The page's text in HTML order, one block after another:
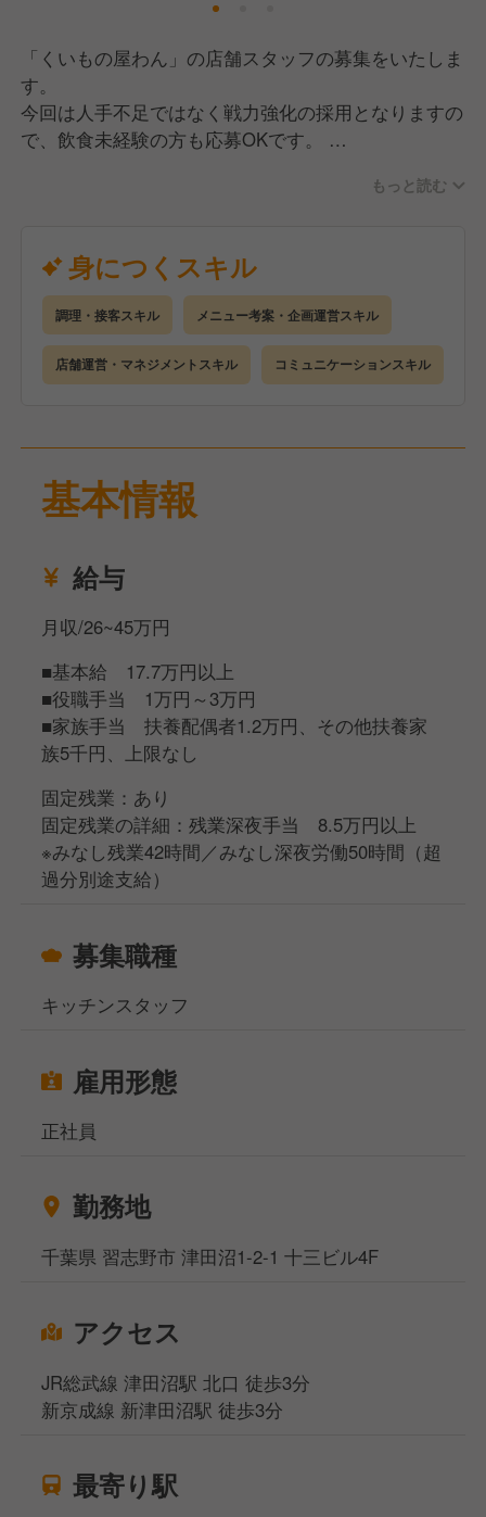
「くいもの屋わん」の店舗スタッフの募集をいたしま
す。
今回は人手不足ではなく戦力強化の採用となりますの
で、飲食未経験の方も応募OKです。
まずは調理・接客業務をお願いしていきます。
きることを増やしていきましょう！
慣れてきたら後輩やアルバイトさんのフォローもお願
いしていきますが、ゆくゆくは店長を目指していただ
きたいので、
数字面含めた店舗運営業務にも携わっていただけたら
と思います。
料理が好き・得意だったら経験・技術を活かしたオリ
ジナルメニューなんかも提案できます！
きる環境かと思いますので、ぜひ一緒にお店を盛り上
もっと読む
身につくスキル
調理・接客スキル メニュー考案・企画運営スキル
店舗運営・マネジメントスキル コミュニケーションスキル
基本情報
給与
月収/26~45万円
■基本給 17.7万円以上
■役職手当 1万円～3万円
■家族手当 扶養配偶者1.2万円、その他扶養家
族5千円、上限なし
固定残業：あり
固定残業の詳細：残業深夜手当 8.5万円以上
※みなし残業42時間／みなし深夜労働50時間（超
過分別途支給）
募集職種
キッチンスタッフ
雇用形態
正社員
勤務地
千葉県 習志野市 津田沼1-2-1 十三ビル4F
アクセス
JR総武線 津田沼駅 北口 徒歩3分
新京成線 新津田沼駅 徒歩3分
最寄り駅